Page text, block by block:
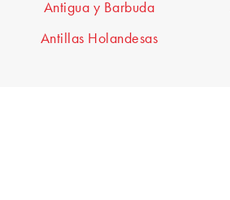
Antigua y Barbuda
Antillas Holandesas